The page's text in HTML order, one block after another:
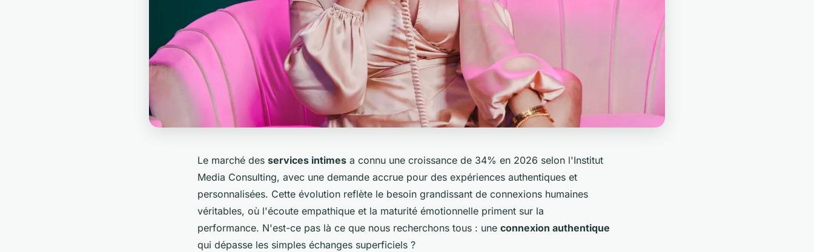
Le marché des services intimes a connu une croissance de 34% en 2026 selon l'Institut
Media Consulting, avec une demande accrue pour des expériences authentiques et
personnalisées. Cette évolution reflète le besoin grandissant de connexions humaines
véritables, où l'écoute empathique et la maturité émotionnelle priment sur la
performance. N'est-ce pas là ce que nous recherchons tous : une connexion authentique
qui dépasse les simples échanges superficiels ?